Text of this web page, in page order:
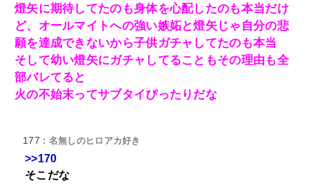
燈矢に期待してたのも身体を心配したのも本当だけ
ど、オールマイトへの強い嫉妬と燈矢じゃ自分の悲
願を達成できないから子供ガチャしてたのも本当
そして幼い燈矢にガチャしてることもその理由も全
部バレてると
火の不始末ってサブタイぴったりだな
177 : 名無しのヒロアカ好き
>>170
そこだな